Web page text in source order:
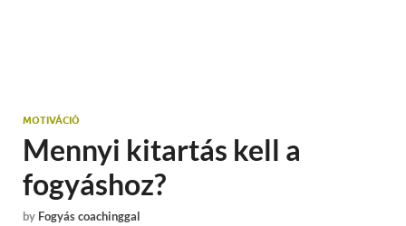
MOTIVÁCIÓ
Mennyi kitartás kell a
fogyáshoz?
by Fogyás coachinggal